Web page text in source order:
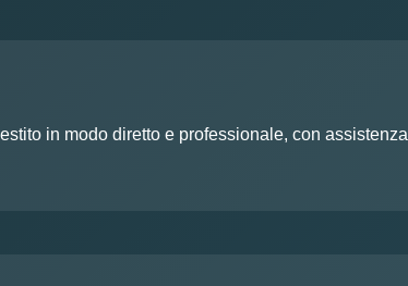
in modo diretto e professionale, con assistenza